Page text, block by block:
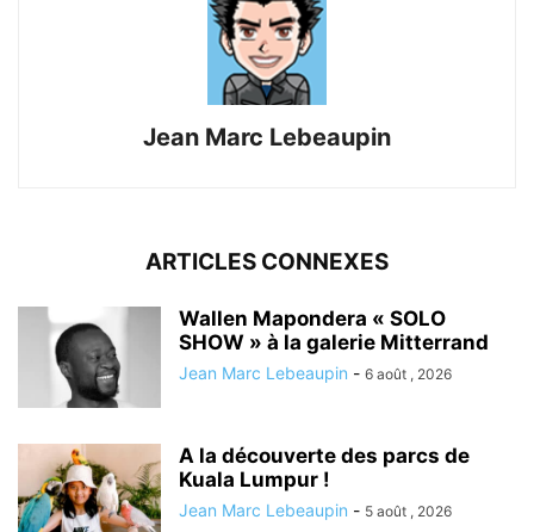
Jean Marc Lebeaupin
ARTICLES CONNEXES
Wallen Mapondera « SOLO
SHOW » à la galerie Mitterrand
Jean Marc Lebeaupin - 6 août , 2026
A la découverte des parcs de
Kuala Lumpur !
Jean Marc Lebeaupin - 5 août , 2026